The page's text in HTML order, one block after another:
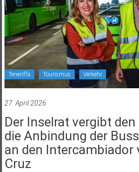
Teneriffa Tourismus Verkehr
27. April 2026
Der Inselrat vergibt
die Anbindung der
an den Intercambiador
Cruz